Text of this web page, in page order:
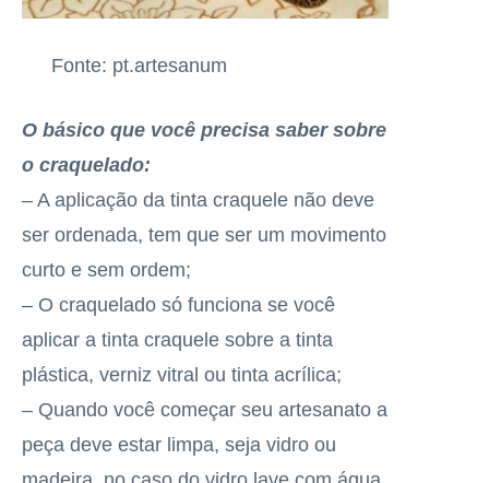
Fonte: pt.artesanum
O básico que você precisa saber sobre
o craquelado:
– A aplicação da tinta craquele não deve
ser ordenada, tem que ser um movimento
curto e sem ordem;
– O craquelado só funciona se você
aplicar a tinta craquele sobre a tinta
plástica, verniz vitral ou tinta acrílica;
– Quando você começar seu artesanato a
peça deve estar limpa, seja vidro ou